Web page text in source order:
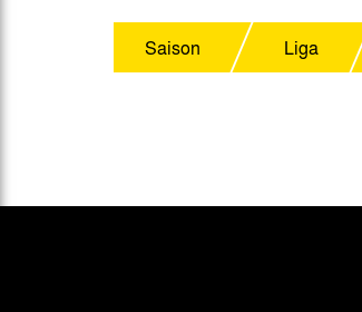
Saison Liga